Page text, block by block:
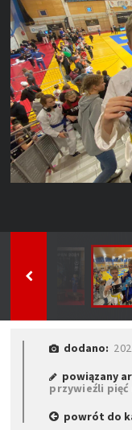
dodano:
powiązany
przywieźli pięć
powrót do